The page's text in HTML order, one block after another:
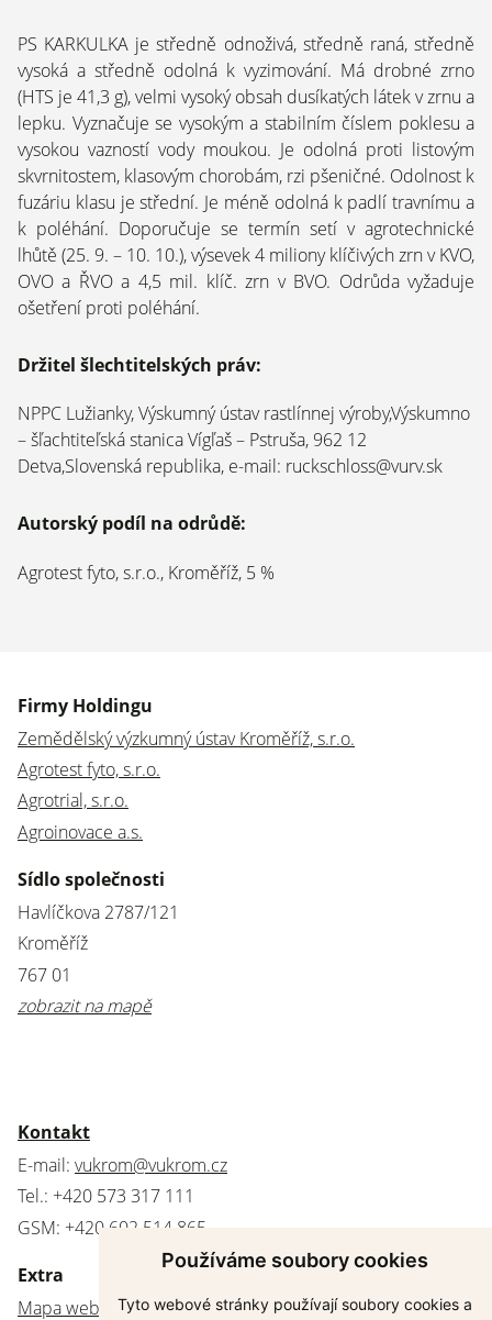
Používáme soubory cookies
Tyto webové stránky používají soubory cookies a
PS KARKULKA je středně odnoživá, středně raná, středně
vysoká a středně odolná k vyzimování. Má drobné zrno
(HTS je 41,3 g), velmi vysoký obsah dusíkatých látek v zrnu a
lepku. Vyznačuje se vysokým a stabilním číslem poklesu a
vysokou vazností vody moukou. Je odolná proti listovým
skvrnitostem, klasovým chorobám, rzi pšeničné. Odolnost k
fuzáriu klasu je střední. Je méně odolná k padlí travnímu a
k poléhání. Doporučuje se termín setí v agrotechnické
lhůtě (25. 9. – 10. 10.), výsevek 4 miliony klíčivých zrn v KVO,
OVO a ŘVO a 4,5 mil. klíč. zrn v BVO. Odrůda vyžaduje
ošetření proti poléhání.
Držitel šlechtitelských práv:
NPPC Lužianky, Výskumný ústav rastlínnej výroby,Výskumno
– šľachtiteľská stanica Vígľaš – Pstruša, 962 12
Detva,Slovenská republika, e-mail: ruckschloss@vurv.sk
Autorský podíl na odrůdě:
Agrotest fyto, s.r.o., Kroměříž, 5 %
Firmy Holdingu
Zemědělský výzkumný ústav Kroměříž, s.r.o.
Agrotest fyto, s.r.o.
Agrotrial, s.r.o.
Agroinovace a.s.
Sídlo společnosti
Havlíčkova 2787/121
Kroměříž
767 01
zobrazit na mapě
Kontakt
E-mail: vukrom@vukrom.cz
Tel.: +420 573 317 111
GSM: +420 602 514 865
Extra
Mapa webu